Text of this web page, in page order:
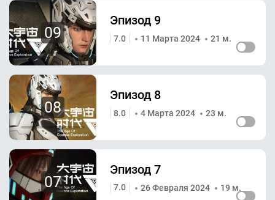
09
Эпизод 9
7.0 11 Марта 2024 21 м.
08
Эпизод 8
8.0 4 Марта 2024 23 м.
07
Эпизод 7
7.0 26 Февраля 2024 19 м.